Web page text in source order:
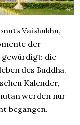
Vaishakha,
der
gewürdigt: die
des Buddha.
Kalender,
werden nur
begangen.